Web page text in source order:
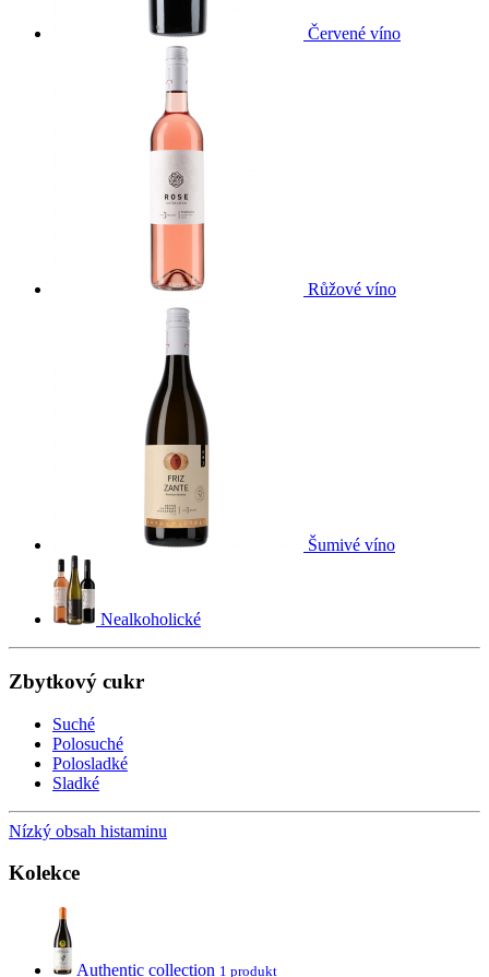
Červené víno
Růžové víno
Šumivé víno
Nealkoholické
Zbytkový cukr
Suché
Polosuché
Polosladké
Sladké
Nízký obsah histaminu
Kolekce
Authentic collection 1 produkt